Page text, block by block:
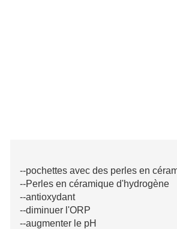
--pochettes avec des perles en
--Perles en céramique d'hydrogène
--antioxydant
--diminuer l'ORP
--augmenter le pH